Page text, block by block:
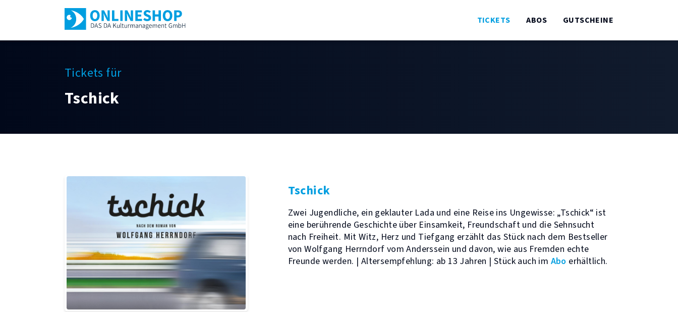
TICKETS ABOS GUTSCHEINE
Tickets für
Tschick
Tschick
Zwei Jugendliche, ein geklauter Lada und eine Reise ins Ungewisse: „Tschick“ ist
eine berührende Geschichte über Einsamkeit, Freundschaft und die Sehnsucht
nach Freiheit. Mit Witz, Herz und Tiefgang erzählt das Stück nach dem Bestseller
von Wolfgang Herrndorf vom Anderssein und davon, wie aus Fremden echte
Freunde werden. | Altersempfehlung: ab 13 Jahren | Stück auch im Abo erhältlich.